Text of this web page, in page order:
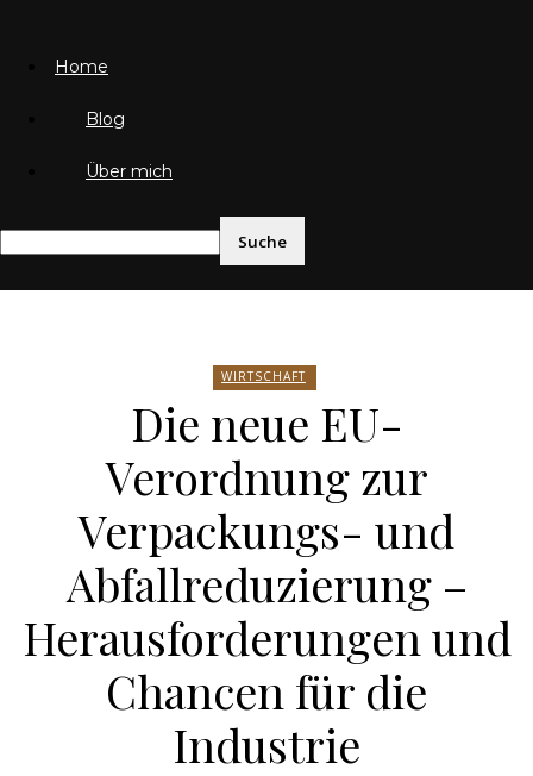
Home
Blog
Über mich
WIRTSCHAFT
Die neue EU-
Verordnung zur
Verpackungs- und
Abfallreduzierung –
Herausforderungen und
Chancen für die
Industrie